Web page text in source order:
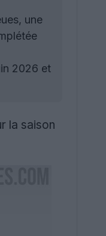
une
2026 et
la saison